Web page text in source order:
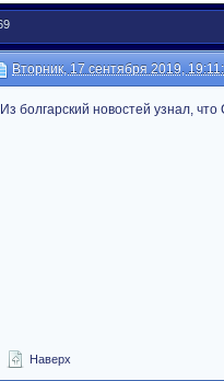
Вторник, 17 сентября 2019,
Из болгарский новостей узнал,
Наверх